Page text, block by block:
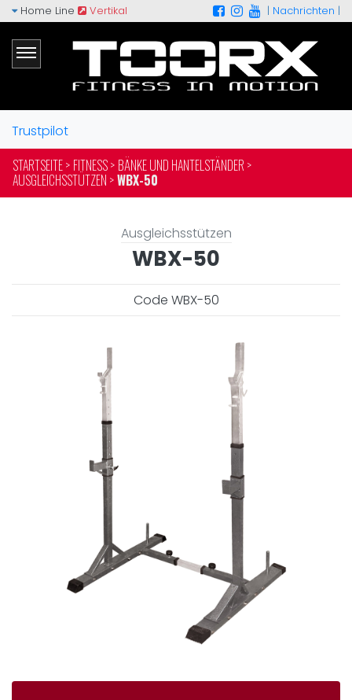
Home Line Vertikal | Nachrichten |
Trustpilot
STARTSEITE > FITNESS > BÄNKE UND HANTELSTÄNDER >
AUSGLEICHSSTÜTZEN >WBX-50
Ausgleichsstützen
WBX-50
Code WBX-50